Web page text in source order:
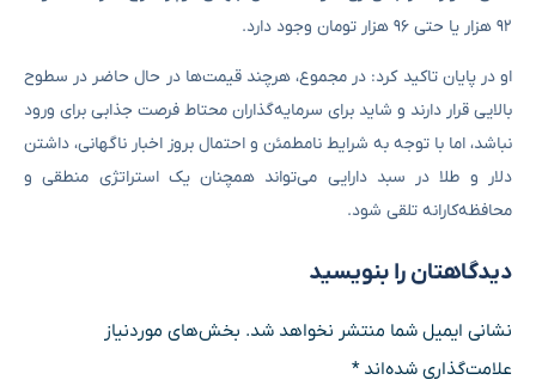
۹۲ هزار یا حتی ۹۶ هزار تومان وجود دارد.
او در پایان تاکید کرد: در مجموع، هرچند قیمت‌ها در حال حاضر در سطوح
بالایی قرار دارند و شاید برای سرمایه‌گذاران محتاط فرصت جذابی برای ورود
نباشد، اما با توجه به شرایط نامطمئن و احتمال بروز اخبار ناگهانی، داشتن
دلار و طلا در سبد دارایی می‌تواند همچنان یک استراتژی منطقی و
محافظه‌کارانه تلقی شود.
دیدگاهتان را بنویسید
نشانی ایمیل شما منتشر نخواهد شد. بخش‌های موردنیاز
علامت‌گذاری شده‌اند*